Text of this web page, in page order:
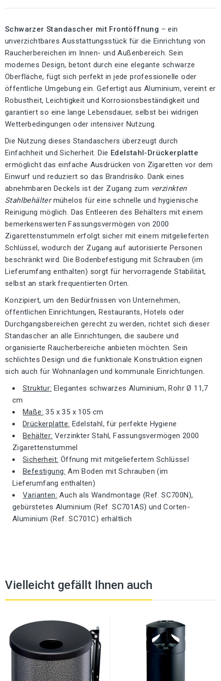
Schwarzer Standascher mit Frontöffnung – ein
unverzichtbares Ausstattungsstück für die Einrichtung von
Raucherbereichen im Innen- und Außenbereich. Sein
modernes Design, betont durch eine elegante schwarze
Oberfläche, fügt sich perfekt in jede professionelle oder
öffentliche Umgebung ein. Gefertigt aus Aluminium, vereint er
Robustheit, Leichtigkeit und Korrosionsbeständigkeit und
garantiert so eine lange Lebensdauer, selbst bei widrigen
Wetterbedingungen oder intensiver Nutzung.
Die Nutzung dieses Standaschers überzeugt durch
Einfachheit und Sicherheit. Die Edelstahl-Drückerplatte
ermöglicht das einfache Ausdrücken von Zigaretten vor dem
Einwurf und reduziert so das Brandrisiko. Dank eines
abnehmbaren Deckels ist der Zugang zum verzinkten
Stahlbehältermühelos für eine schnelle und hygienische
Reinigung möglich. Das Entleeren des Behälters mit einem
bemerkenswerten Fassungsvermögen von 2000
Zigarettenstummeln erfolgt sicher mit einem mitgelieferten
Schlüssel, wodurch der Zugang auf autorisierte Personen
beschränkt wird. Die Bodenbefestigung mit Schrauben (im
Lieferumfang enthalten) sorgt für hervorragende Stabilität,
selbst an stark frequentierten Orten.
Konzipiert, um den Bedürfnissen von Unternehmen,
öffentlichen Einrichtungen, Restaurants, Hotels oder
Durchgangsbereichen gerecht zu werden, richtet sich dieser
Standascher an alle Einrichtungen, die saubere und
organisierte Raucherbereiche anbieten möchten. Sein
schlichtes Design und die funktionale Konstruktion eignen
sich auch für Wohnanlagen und kommunale Einrichtungen.
Struktur: Elegantes schwarzes Aluminium, Rohr Ø 11,7
cm
Maße: 35 x 35 x 105 cm
Drückerplatte: Edelstahl, für perfekte Hygiene
Behälter: Verzinkter Stahl, Fassungsvermögen 2000
Zigarettenstummel
Sicherheit: Öffnung mit mitgeliefertem Schlüssel
Befestigung: Am Boden mit Schrauben (im
Lieferumfang enthalten)
Varianten: Auch als Wandmontage (Ref. SC700N),
gebürstetes Aluminium (Ref. SC701AS) und Corten-
Aluminium (Ref. SC701C) erhältlich
Vielleicht gefällt Ihnen auch